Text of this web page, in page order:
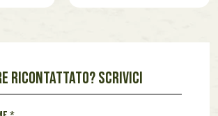
RICONTATTATO? SCRIVICI